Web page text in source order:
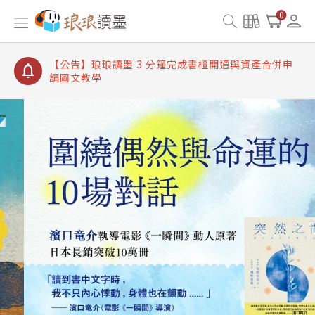
0
【公告】琅琅讀墨書櫃開通常見問題
【公告】琅琅讀墨 3 分鐘完成書櫃開通與資產合併申
【公告】琅琅書店服務升級重要說明及資產合併結果
查詢
【公告】琅琅讀墨數位閱讀資產合併與書櫃開通申請